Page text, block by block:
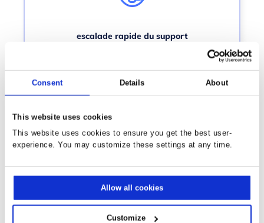
Consent Details About
This website uses cookies
This website uses cookies to ensure you get the best user-
experience. You may customize these settings at any time.
Allow all cookies
Customize
escalade rapide du support
d’un technicien via le système Microsoft
Dynamics 365.
Au cœur de Makeree